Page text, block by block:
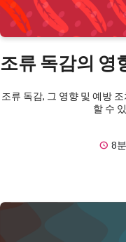
조류 독감의 영
조류 독감, 그 영향 및 예방
할 수
8